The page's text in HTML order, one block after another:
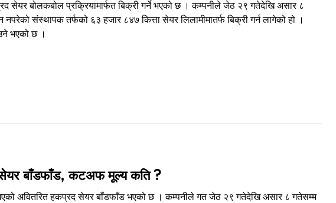
सेयर बोलकबोल प्रक्रियामार्फत बिक्री गर्ने भएको छ । कम्पनीले जेठ २९ गतेदेखि असार ८
संस्थापक तर्फको ६३ हजार ८४७ कित्ता सेयर लिलामीमातर्फ बिक्री गर्न लागेको हो ।
भएको छ ।
सेयर बाँडफाँड, कटअफ मूल्य कति ?
अवितरित हकप्रद सेयर बाँडफाँड भएको छ । कम्पनीले गत जेठ २९ गतेदेखि असार ८ गतेसम्म